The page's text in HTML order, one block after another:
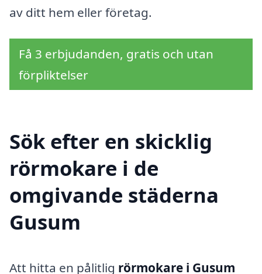
av ditt hem eller företag.
Få 3 erbjudanden, gratis och utan
förpliktelser
Sök efter en skicklig
rörmokare i de
omgivande städerna
Gusum
Att hitta en pålitlig rörmokare i Gusum